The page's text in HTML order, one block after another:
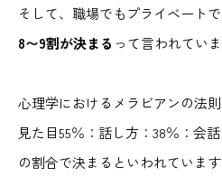
そして、職場でもプライベートで
8〜9割が決まる って言われていま
心理学におけるメラビアンの法
見た目55％：話し方：38％：会
の割合で決まるといわれています